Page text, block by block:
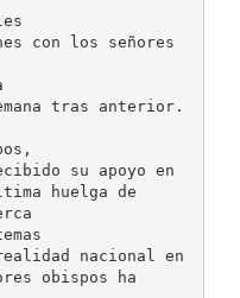
con los señores
tras anterior.
su apoyo en
huelga de
nacional en
obispos ha